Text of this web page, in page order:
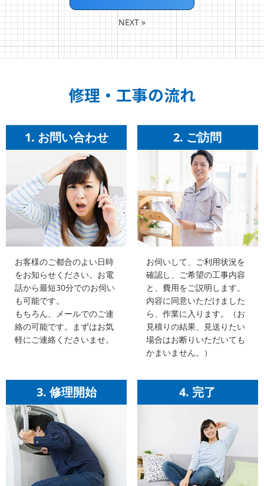
NEXT »
修理・工事の流れ
1. お問い合わせ
お客様のご都合のよい日時
をお知らせください。お電
話から最短30分でのお伺い
も可能です。
もちろん、メールでのご連
絡の可能です。まずはお気
軽にご連絡くださいませ。
2. ご訪問
お伺いして、ご利用状況を
確認し、ご希望の工事内容
と、費用をご説明します。
内容に同意いただけました
ら、作業に入ります。（お
見積りの結果、見送りたい
場合はお断りいただいても
かまいません。）
3. 修理開始 4. 完了